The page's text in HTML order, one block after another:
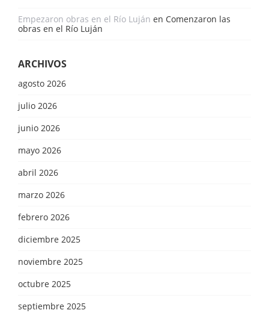
Empezaron obras en el Río Luján en Comenzaron las
obras en el Río Luján
ARCHIVOS
agosto 2026
julio 2026
junio 2026
mayo 2026
abril 2026
marzo 2026
febrero 2026
diciembre 2025
noviembre 2025
octubre 2025
septiembre 2025